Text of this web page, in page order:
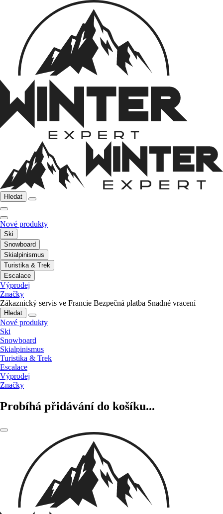
Hledat
Nové produkty
Ski
Snowboard
Skialpinismus
Turistika & Trek
Escalace
Výprodej
Značky
Zákaznický servis ve Francie Bezpečná platba Snadné vracení
Hledat
Nové produkty
Ski
Snowboard
Skialpinismus
Turistika & Trek
Escalace
Výprodej
Značky
Probíhá přidávání do košíku...